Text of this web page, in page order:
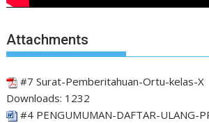
Attachments
#7 Surat-Pemberitahuan-Ortu-kelas-X
Downloads: 1232
#4 PENGUMUMAN-DAFTAR-ULANG-